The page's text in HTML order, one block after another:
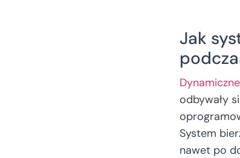
Jak
odbywały
System
nawet po